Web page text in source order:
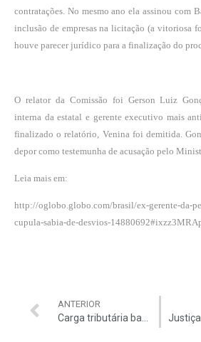
contratações. No mesmo ano ela assinou com
inclusão de empresas na licitação (a vitoriosa
houve parecer jurídico para a finalização do
O relator da Comissão foi Gerson Luiz
interna da estatal e gerente executivo mais
finalizado o relatório, Venina foi demitida.
depor como testemunha de acusação pelo
Leia mais em:
http://oglobo.globo.com/brasil/ex-gerente-da-
cupula-sabia-de-desvios-
ANTERIOR
Carga tributária bate recorde: 35,95%